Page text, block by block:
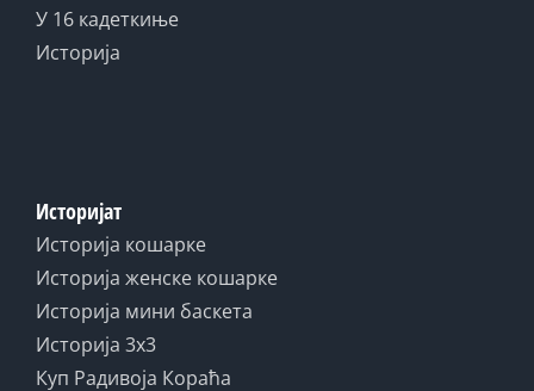
У 16 кадеткиње
Историја
Историјат
Историја кошарке
Историја женске кошарке
Историја мини баскета
Историја 3x3
Куп Радивоја Кораћа